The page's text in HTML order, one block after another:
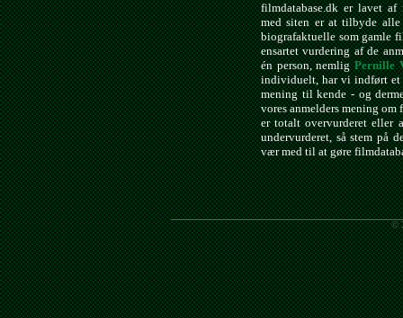
filmdatabase.dk er lavet af
med siten er at tilbyde
biografaktuelle som gamle
ensartet vurdering af de
én person, nemligPernille
individuelt, har vi indført et
mening til kende - og
vores anmelders mening om
er totalt overvurderet eller
undervurderet, så stem på
vær med til at gøre
©